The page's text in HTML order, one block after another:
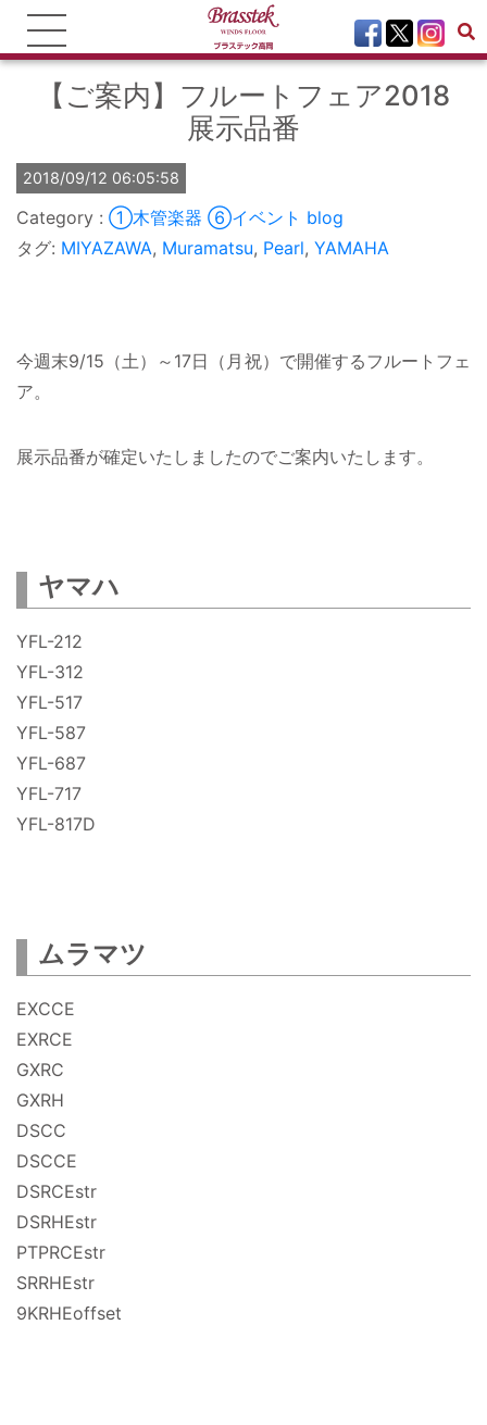
【ご案内】フルートフェア2018
展示品番
2018/09/12 06:05:58
①木管楽器 ⑥イベント blog
タグ: MIYAZAWA, Muramatsu, Pearl, YAMAHA
今週末9/15（土）～17日（月祝）で開催するフルートフェ
ア。
展示品番が確定いたしましたのでご案内いたします。
ヤマハ
YFL-212
YFL-312
YFL-517
YFL-587
YFL-687
YFL-717
YFL-817D
ムラマツ
EXCCE
EXRCE
GXRC
GXRH
DSCC
DSCCE
DSRCEstr
DSRHEstr
PTPRCEstr
SRRHEstr
9KRHEoffset